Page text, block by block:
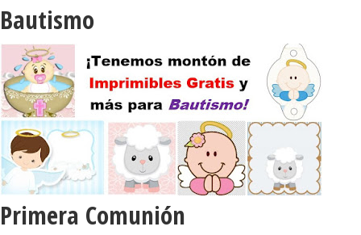
Bautismo
Primera Comunión